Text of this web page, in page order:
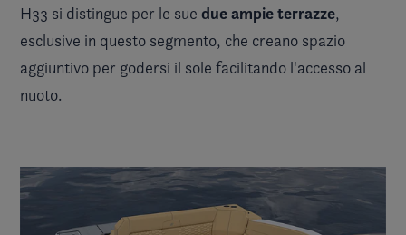
H33 si distingue per le sue due ampie terrazze,
esclusive in questo segmento, che creano spazio
aggiuntivo per godersi il sole facilitando l'accesso al
nuoto.